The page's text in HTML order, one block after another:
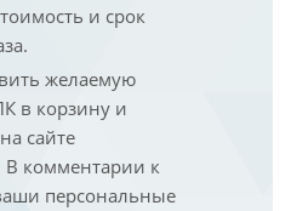
и срок
желаемую
в корзину и
сайте
В комментарии к
персональные